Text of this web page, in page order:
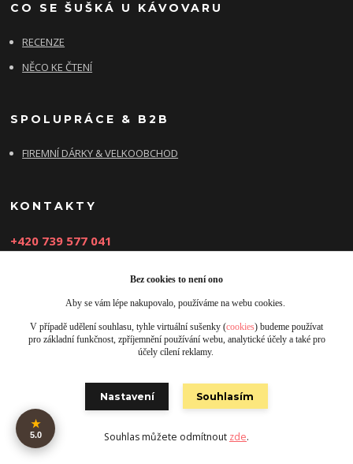
★
5.0
CO SE ŠUŠKÁ U KÁVOVARU
RECENZE
NĚCO KE ČTENÍ
SPOLUPRÁCE & B2B
FIREMNÍ DÁRKY & VELKOOBCHOD
KONTAKTY
+420 739 577 041
Nezvedám? Dám si kafe a zavolám zpět!
info@damsikafe.cz
Upravit sběr cookies.
Obrázky jsou pouze ilustrativní © 2025 Designed by Damsikafe.cz
Bez cookies to není ono
Aby se vám lépe nakupovalo, používáme na webu cookies.
V případě udělení souhlasu, tyhle virtuální sušenky (cookies) budeme používat
pro základní funkčnost, zpříjemnění používání webu, analytické účely a také pro
účely cílení reklamy.
Nastavení Souhlasím
Souhlas můžete odmítnout zde.